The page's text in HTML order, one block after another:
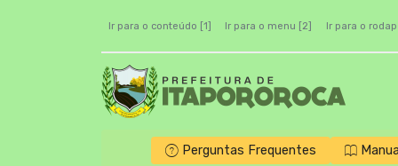
Ir para o conteúdo [1] Ir para o menu [2] Ir para o
Perguntas Frequentes